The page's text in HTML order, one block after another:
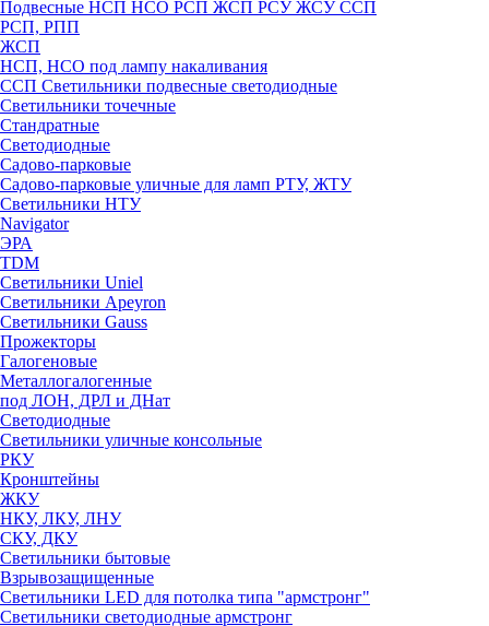
Подвесные НСП НСО РСП ЖСП РСУ ЖСУ ССП
РСП, РПП
ЖСП
НСП, НСО под лампу накаливания
ССП Светильники подвесные светодиодные
Светильники точечные
Стандратные
Светодиодные
Садово-парковые
Садово-парковые уличные для ламп РТУ, ЖТУ
Светильники НТУ
Navigator
ЭРА
TDM
Светильники Uniel
Светильники Apeyron
Светильники Gauss
Прожекторы
Галогеновые
Металлогалогенные
под ЛОН, ДРЛ и ДНат
Светодиодные
Светильники уличные консольные
РКУ
Кронштейны
ЖКУ
НКУ, ЛКУ, ЛНУ
СКУ, ДКУ
Светильники бытовые
Взрывозащищенные
Светильники LED для потолка типа "армстронг"
Светильники светодиодные армстронг